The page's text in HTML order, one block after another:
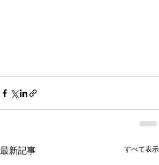
最新記事 すべて表示